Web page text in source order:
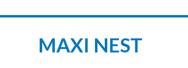
MAXI NEST